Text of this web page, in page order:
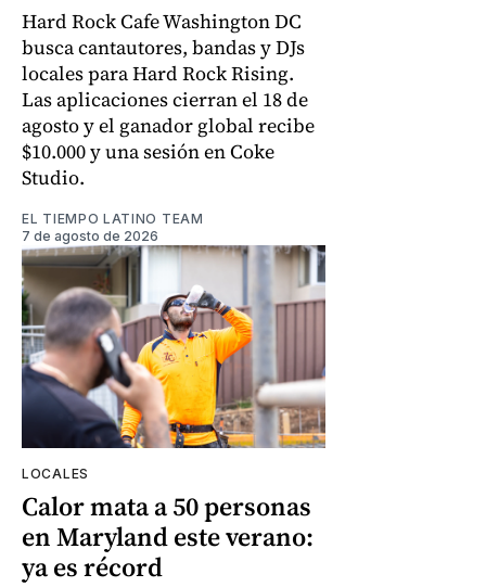
Hard Rock Cafe Washington DC
busca cantautores, bandas y DJs
locales para Hard Rock Rising.
Las aplicaciones cierran el 18 de
agosto y el ganador global recibe
$10.000 y una sesión en Coke
Studio.
EL TIEMPO LATINO TEAM
7 de agosto de 2026
LOCALES
Calor mata a 50 personas
en Maryland este verano:
ya es récord